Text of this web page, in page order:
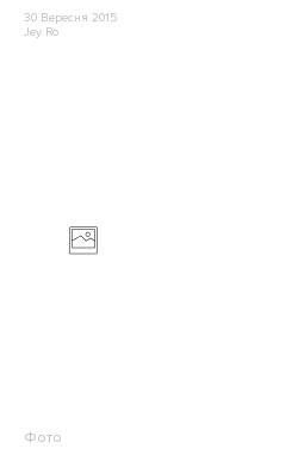
30 Вересня 2015
Jey Ro
Фото